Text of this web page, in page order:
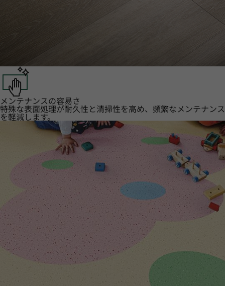
メンテナンスの容易さ
特殊な表面処理が耐久性と清掃性を高め、頻繁なメンテナンス
を軽減します。